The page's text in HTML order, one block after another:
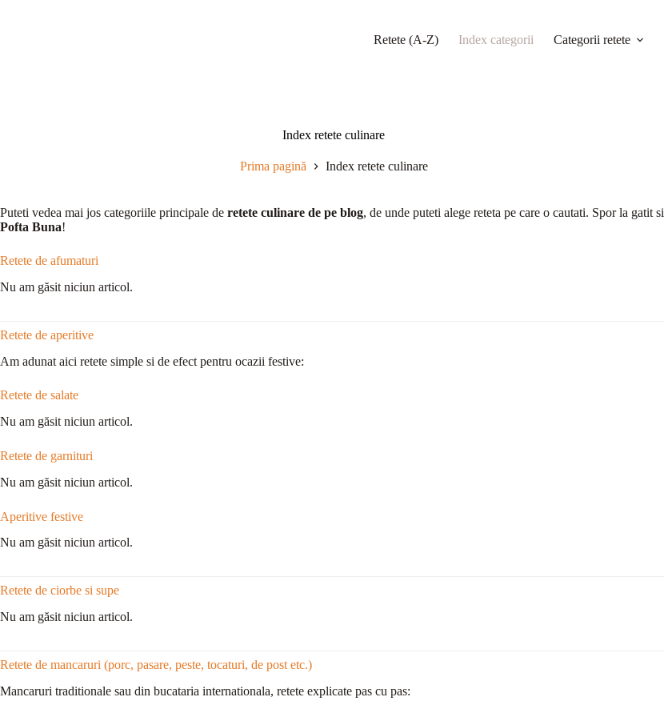
Retete (A-Z) Index categorii Categorii retete
Index retete culinare
Prima pagină Index retete culinare
Puteti vedea mai jos categoriile principale de retete culinare de pe blog, de unde puteti alege reteta pe care o cautati. Spor la gatit si
Pofta Buna!
Retete de afumaturi
Nu am găsit niciun articol.
Retete de aperitive
Am adunat aici retete simple si de efect pentru ocazii festive:
Retete de salate
Nu am găsit niciun articol.
Retete de garnituri
Nu am găsit niciun articol.
Aperitive festive
Nu am găsit niciun articol.
Retete de ciorbe si supe
Nu am găsit niciun articol.
Retete de mancaruri (porc, pasare, peste, tocaturi, de post etc.)
Mancaruri traditionale sau din bucataria internationala, retete explicate pas cu pas: